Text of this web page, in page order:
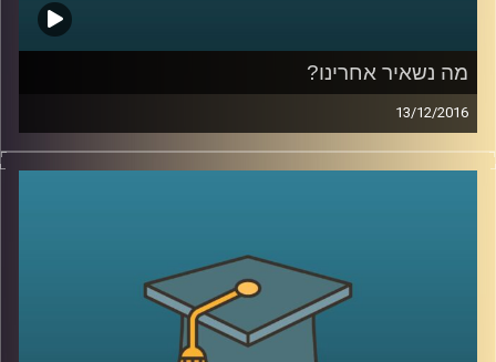
מה נשאיר אחרינו?
13/12/2016
דיני הירושה בישראל מכבדים את רצונו של
שמגדיר אותם החוק, וכנראה גם הנורמות של
רובנו. מקרים של הדרת יורשים מעלים שאלות
מוסריות, משפחתיות, שאלות על חינוך החברה
לערכים מסוימים. דוקטור רונן קריטנשטיין